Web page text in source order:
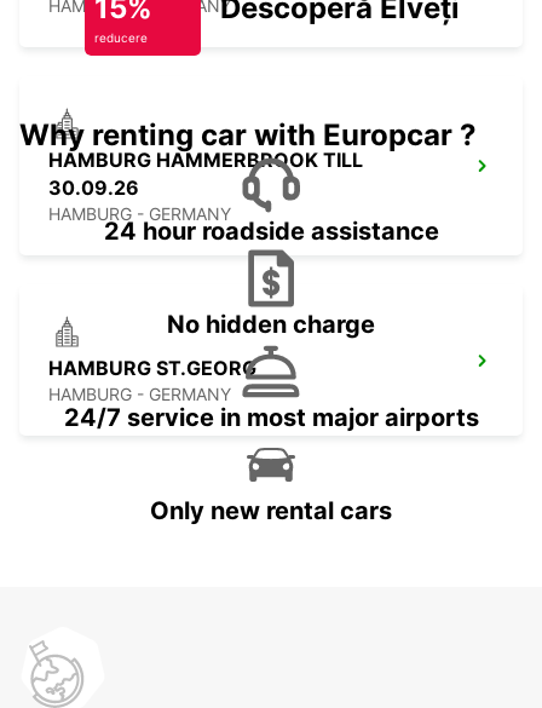
HAMBURG - GERMANY
HAMBURG HAMMERBROOK TILL
30.09.26
HAMBURG - GERMANY
HAMBURG ST.GEORG
HAMBURG - GERMANY
15%
reducere
Descoperă Elveția
Why renting car with Europcar ?
24 hour roadside assistance
No hidden charge
24/7 service in most major airports
Only new rental cars